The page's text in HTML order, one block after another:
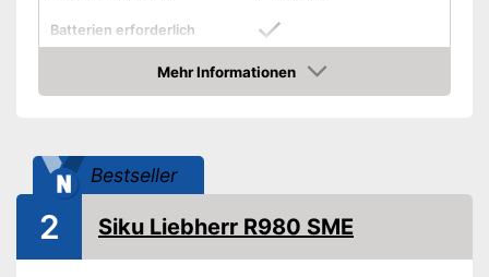
Batterien erforderlich
Batterien inklusive
Maße
Outdoor
Mehr Informationen
Amazon
Bestseller
2 Siku Liebherr R980 SME